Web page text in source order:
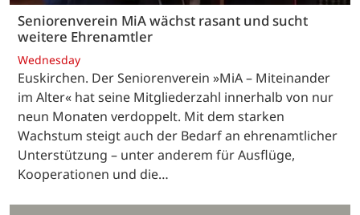
Seniorenverein MiA wächst rasant und sucht
weitere Ehrenamtler
Wednesday
Euskirchen. Der Seniorenverein »MiA – Miteinander
im Alter« hat seine Mitgliederzahl innerhalb von nur
neun Monaten verdoppelt. Mit dem starken
Wachstum steigt auch der Bedarf an ehrenamtlicher
Unterstützung – unter anderem für Ausflüge,
Kooperationen und die…